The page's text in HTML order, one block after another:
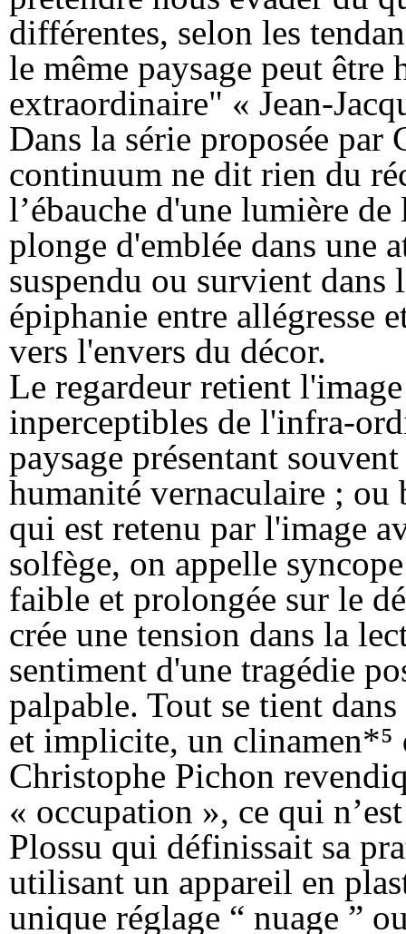
différentes, selon les
le même paysage peut
extraordinaire" « Jean-
Dans la série proposée par
continuum ne dit rien du
l’ébauche d'une lumière
plonge d'emblée dans une
suspendu ou survient dans
épiphanie entre allégresse
vers l'envers du décor.
Le regardeur retient
inperceptibles de l'infra-
paysage présentant
humanité vernaculaire ; ou
qui est retenu par l'image
solfège, on appelle
faible et prolongée sur le
crée une tension dans la
sentiment d'une tragédie
palpable. Tout se tient
et implicite, un clinamen*
Christophe Pichon
« occupation », ce qui
Plossu qui définissait sa
utilisant un appareil en
unique réglage “ nuage ”